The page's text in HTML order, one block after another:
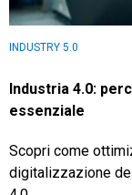
INDUSTRY 5.0
Industria 4.0:
essenziale
Scopri come
digitalizzazione